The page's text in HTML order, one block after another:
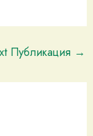
Публикация →